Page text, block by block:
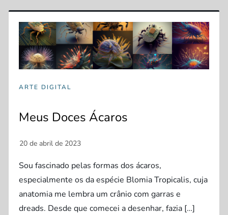
ARTE DIGITAL
Meus Doces Ácaros
Sou fascinado pelas formas dos ácaros,
especialmente os da espécie Blomia Tropicalis, cuja
anatomia me lembra um crânio com garras e
dreads. Desde que comecei a desenhar, fazia […]